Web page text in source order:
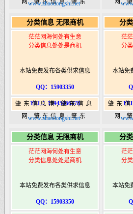
网,肇东信息,肇东
港|www.zhaodongshi.com
www.zhaodongshi.net
网,
港
分类信息 无限商机
茫茫网海何处有生意
分类信息处处是商机
本站免费发布各类供求信息
QQ：15903350
TEL：15945066378
肇东信息港,肇东信息
网,肇东信息,肇东
港|www.zhaodongshi.com
www.zhaodongshi.net
分
茫
分
本站免
肇东
网,
港
分类信息 无限商机
茫茫网海何处有生意
分类信息处处是商机
本站免费发布各类供求信息
QQ：15903350
分
茫
分
本站免